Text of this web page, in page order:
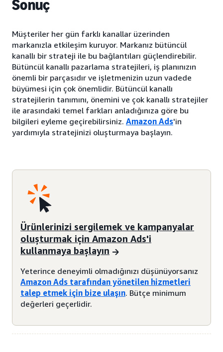
Sonuç
Müşteriler her gün farklı kanallar üzerinden
markanızla etkileşim kuruyor. Markanız bütüncül
kanallı bir strateji ile bu bağlantıları güçlendirebilir.
Bütüncül kanallı pazarlama stratejileri, iş planınızın
önemli bir parçasıdır ve işletmenizin uzun vadede
büyümesi için çok önemlidir. Bütüncül kanallı
stratejilerin tanımını, önemini ve çok kanallı stratejiler
ile arasındaki temel farkları anladığınıza göre bu
bilgileri eyleme geçirebilirsiniz. Amazon Ads'in
yardımıyla stratejinizi oluşturmaya başlayın.
Ürünlerinizi sergilemek ve kampanyalar
oluşturmak için Amazon Ads'i
kullanmaya başlayın
Yeterince deneyimli olmadığınızı düşünüyorsanız
Amazon Ads tarafından yönetilen hizmetleri
talep etmek için bize ulaşın. Bütçe minimum
değerleri geçerlidir.